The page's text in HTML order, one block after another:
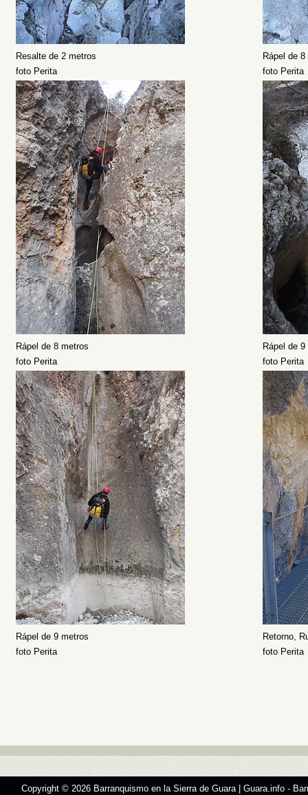
Resalte de 2 metros
Rápel de
foto Perita
foto Perita
Rápel de 8 metros
Rápel de
foto Perita
foto Perita
Rápel de 9 metros
Retorno,
foto Perita
foto Perita
Copyright © 2026 Barranquismo en la Sierra de Guara | Guara.info -